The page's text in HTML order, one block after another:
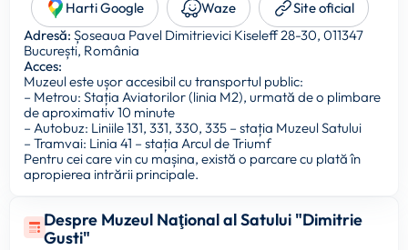
Despre Muzeul Naţional al Satului "Dimitrie
Gusti"
Harti Google Waze
Site oficial
Adresă: Șoseaua Pavel Dimitrievici Kiseleff 28-30, 011347
București, România
Acces:
Muzeul este ușor accesibil cu transportul public:
– Metrou: Stația Aviatorilor (linia M2), urmată de o plimbare
de aproximativ 10 minute
– Autobuz: Liniile 131, 331, 330, 335 – stația Muzeul Satului
– Tramvai: Linia 41 – stația Arcul de Triumf
Pentru cei care vin cu mașina, există o parcare cu plată în
apropierea intrării principale.